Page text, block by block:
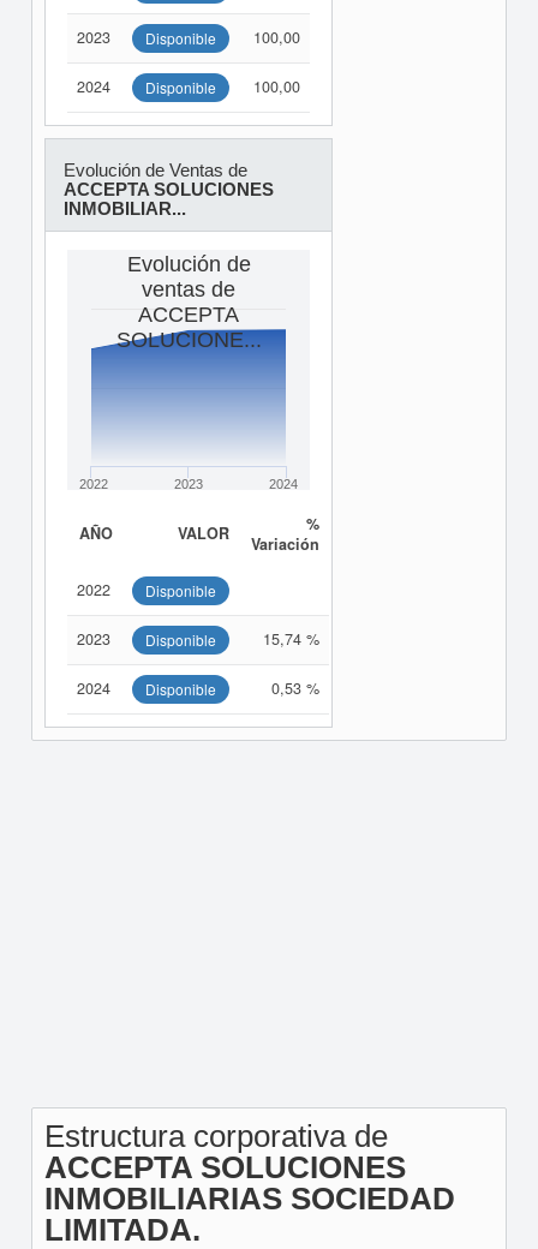
2023 Disponible 100,00
2024 Disponible 100,00
Evolución de Ventas de
ACCEPTA SOLUCIONES
INMOBILIAR...
Evolución de
ventas de
ACCEPTA
SOLUCIONE...
2022 2023 2024
AÑO VALOR
%
Variación
2022 Disponible
2023 Disponible 15,74 %
2024 Disponible 0,53 %
Estructura corporativa de
ACCEPTA SOLUCIONES
INMOBILIARIAS SOCIEDAD
LIMITADA.